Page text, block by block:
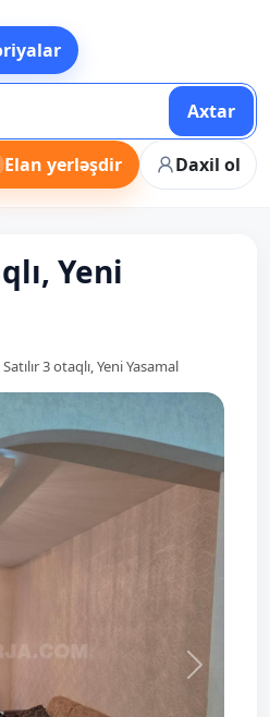
Axtar
Elan yerləşdir Daxil ol
Yeni
Satılır 3 otaqlı, Yeni Yasamal
Next